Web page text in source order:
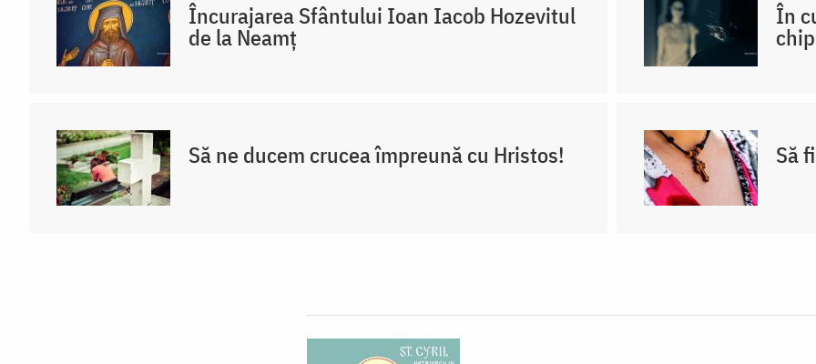
Încurajarea Sfântului Ioan Iacob Hozevitul
de la Neamț
În
Să ne ducem crucea împreună cu Hristos! Să